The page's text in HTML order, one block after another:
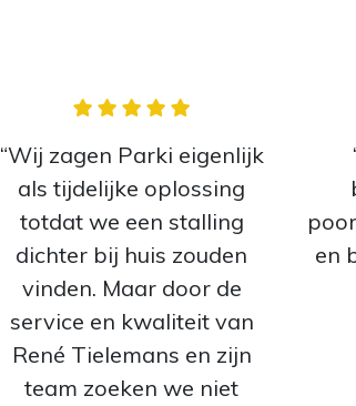
“Wij zagen Parki eigenlijk
als tijdelijke oplossing
totdat we een stalling
dichter bij huis zouden
vinden. Maar door de
service en kwaliteit van
René Tielemans en zijn
team zoeken we niet
en